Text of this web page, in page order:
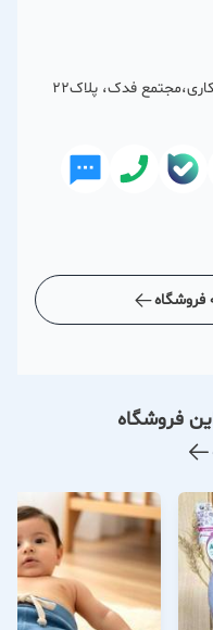
فدک، پلاک22
فروشگاه
فروشگاه